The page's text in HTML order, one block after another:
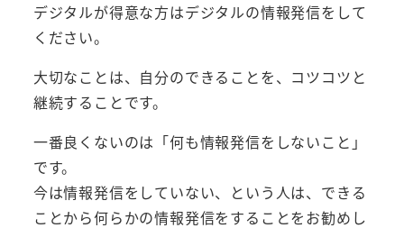
デジタルが得意な方はデジタルの情報発信をして
ください。
大切なことは、自分のできることを、コツコツと
継続することです。
一番良くないのは「何も情報発信をしないこと」
です。
今は情報発信をしていない、という人は、できる
ことから何らかの情報発信をすることをお勧めし